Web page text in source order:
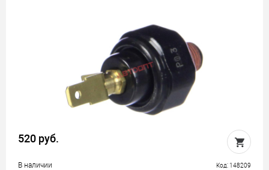
520 руб.
В наличии Код: 148209